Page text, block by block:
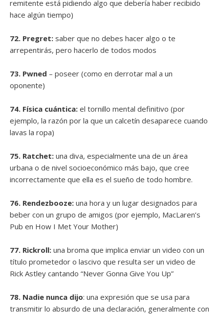
remitente está pidiendo algo que debería haber recibido
hace algún tiempo)
72. Pregret: saber que no debes hacer algo o te
arrepentirás, pero hacerlo de todos modos
73. Pwned – poseer (como en derrotar mal a un
oponente)
74. Física cuántica: el tornillo mental definitivo (por
ejemplo, la razón por la que un calcetín desaparece cuando
lavas la ropa)
75. Ratchet: una diva, especialmente una de un área
urbana o de nivel socioeconómico más bajo, que cree
incorrectamente que ella es el sueño de todo hombre.
76. Rendezbooze: una hora y un lugar designados para
beber con un grupo de amigos (por ejemplo, MacLaren’s
Pub en How I Met Your Mother)
77. Rickroll: una broma que implica enviar un video con un
título prometedor o lascivo que resulta ser un video de
Rick Astley cantando “Never Gonna Give You Up”
78. Nadie nunca dijo: una expresión que se usa para
transmitir lo absurdo de una declaración, generalmente con